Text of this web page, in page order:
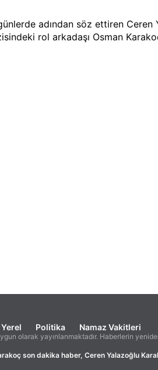
adından söz ettiren
rol arkadaşı Osman
Yerel Politika Namaz Vakitleri
olarak yayınlanmaktadır. Haberlerin
son dakika haber, Ceren Yalazoğlu